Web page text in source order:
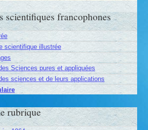
scientifiques francophones
scientifique illustrée
Sciences pures et appliquées
sciences et de leurs applications
rubrique